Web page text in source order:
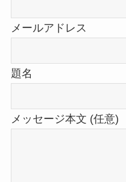
メールアドレス
題名
メッセージ本文 (任意)